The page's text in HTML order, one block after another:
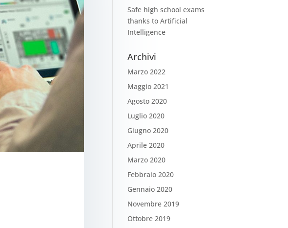
Safe high school exams
thanks to Artificial
Intelligence
Archivi
Marzo 2022
Maggio 2021
Agosto 2020
Luglio 2020
Giugno 2020
Aprile 2020
Marzo 2020
Febbraio 2020
Gennaio 2020
Novembre 2019
Ottobre 2019